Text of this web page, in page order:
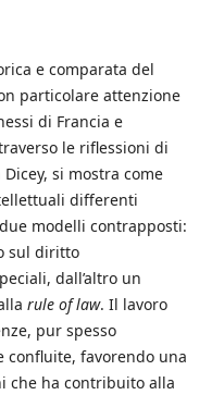
e comparata del
particolare attenzione
di Francia e
le riflessioni di
si mostra come
differenti
modelli contrapposti:
sul diritto
dall’altro un
rule of law. Il lavoro
pur spesso
confluite, favorendo una
che ha contribuito alla